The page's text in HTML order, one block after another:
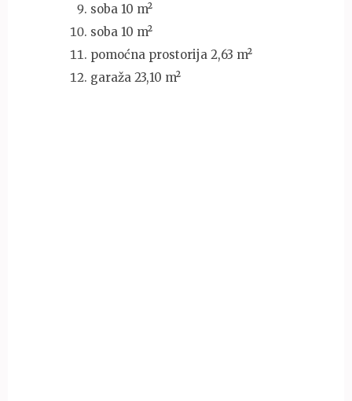
soba 10 m²
soba 10 m²
pomoćna prostorija 2,63 m²
garaža 23,10 m²